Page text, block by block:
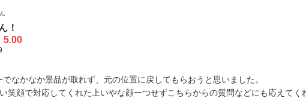
！
5.00
なかなか景品が取れず、元の位置に戻してもらおうと思いました。
笑顔で対応してくれた上いやな顔一つせずこちらからの質問などにも応えてく